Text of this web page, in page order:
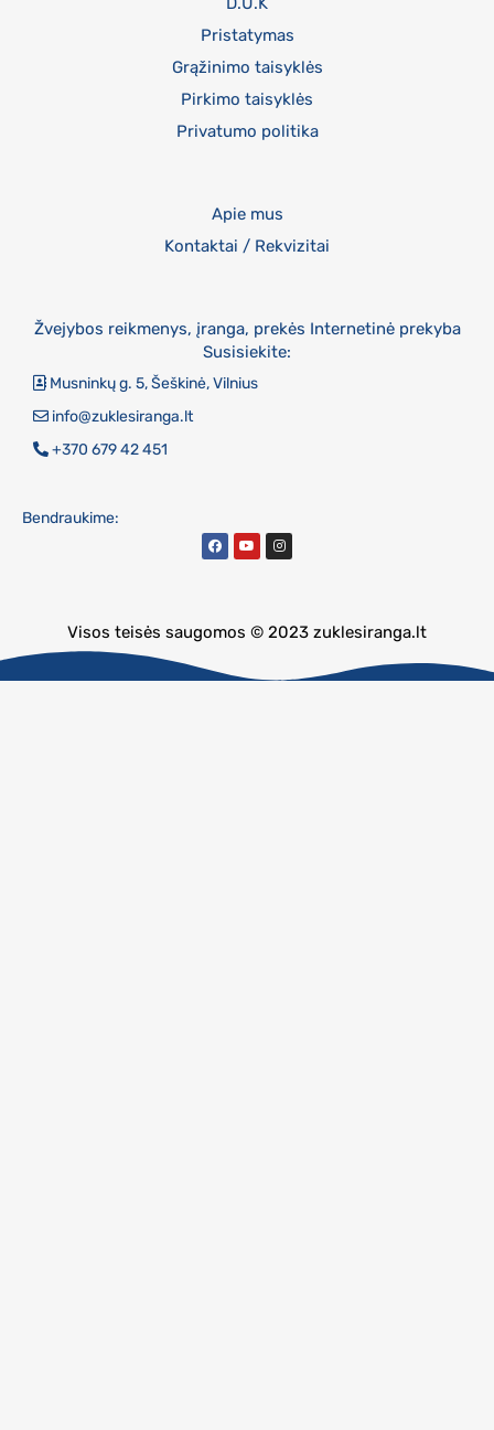
Pristatymas
Grąžinimo taisyklės
Pirkimo taisyklės
Privatumo politika
Apie mus
Kontaktai / Rekvizitai
Žvejybos reikmenys, įranga, prekės Internetinė prekyba
Susisiekite:
Musninkų g. 5, Šeškinė, Vilnius
info@zuklesiranga.lt
+370 679 42 451
Bendraukime:
Visos teisės saugomos © 2023 zuklesiranga.lt